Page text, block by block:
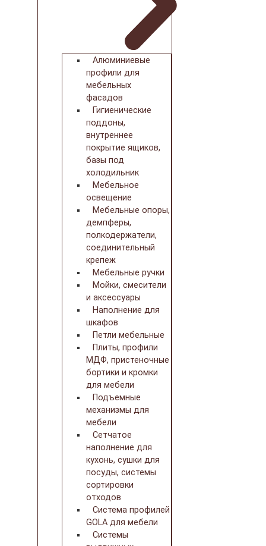
Алюминиевые
профили для
мебельных
фасадов
Гигиенические
поддоны,
внутреннее
покрытие ящиков,
базы под
холодильник
Мебельное
освещение
Мебельные опоры,
демпферы,
полкодержатели,
соединительный
крепеж
Мебельные ручки
Мойки, смесители
и аксессуары
Наполнение для
шкафов
Петли мебельные
Плиты, профили
МДФ, пристеночные
бортики и кромки
для мебели
Подъемные
механизмы для
мебели
Сетчатое
наполнение для
кухонь, сушки для
посуды, системы
сортировки
отходов
Система профилей
GOLA для мебели
Системы